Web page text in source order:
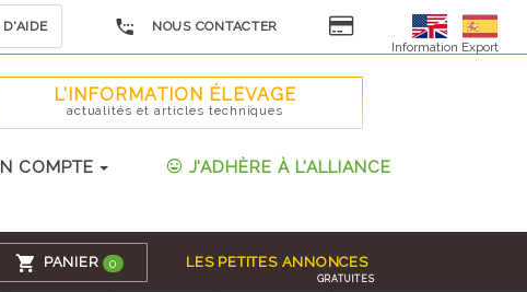
D'AIDE
NOUS CONTACTER
Information Export
L'INFORMATION ÉLEVAGE
actualités et articles techniques
COMPTE J'ADHÈRE À L'ALLIANCE
PANIER 0 LES PETITES ANNONCES
GRATUITES